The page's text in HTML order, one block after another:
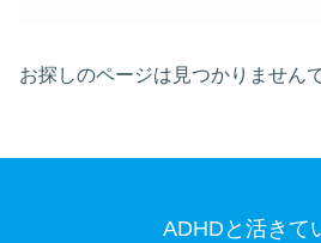
お探しのページは見つかりません
ADHDと活きて